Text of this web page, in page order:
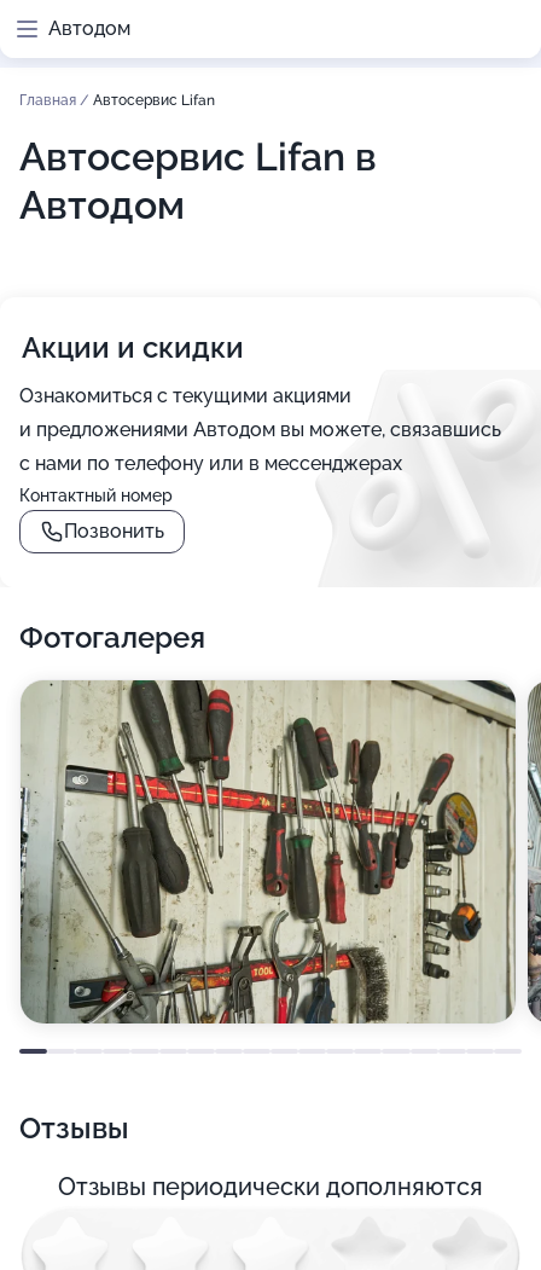
Автодом
Главная / Автосервис Lifan
Автосервис Lifan в
Автодом
Акции и скидки
Ознакомиться с текущими акциями
и предложениями Автодом вы можете, связавшись
с нами по телефону или в мессенджерах
Контактный номер
Позвонить
Фотогалерея
Отзывы
Отзывы периодически дополняются